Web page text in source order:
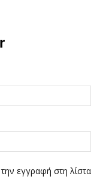
εγγραφή στη λίστα